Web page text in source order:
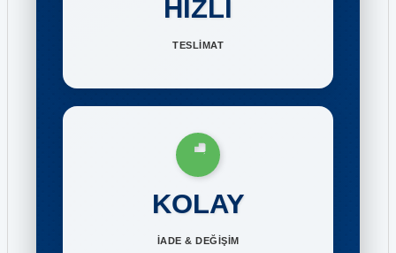
HIZLI
TESLİMAT
KOLAY
İADE & DEĞİŞİM